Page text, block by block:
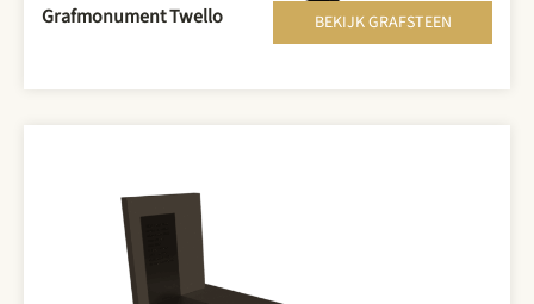
Grafmonument Twello BEKIJK GRAFSTEEN